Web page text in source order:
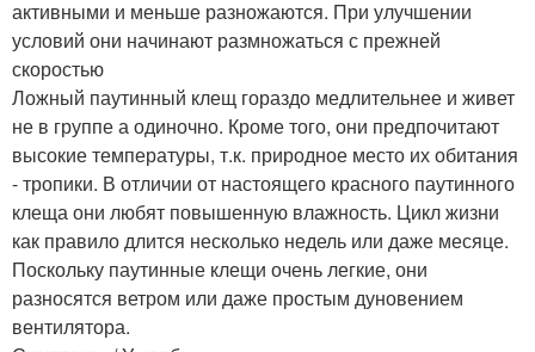
активными и меньше разножаются. При улучшении
условий они начинают размножаться с прежней
скоростью
Ложный паутинный клещ гораздо медлительнее и живет
не в группе а одиночно. Кроме того, они предпочитают
высокие температуры, т.к. природное место их обитания
- тропики. В отличии от настоящего красного паутинного
клеща они любят повышенную влажность. Цикл жизни
как правило длится несколько недель или даже месяце.
Поскольку паутинные клещи очень легкие, они
разносятся ветром или даже простым дуновением
вентилятора.